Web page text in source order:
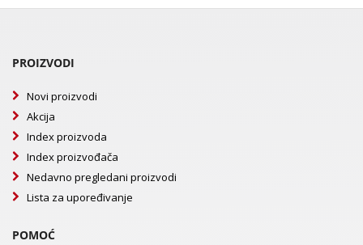
PROIZVODI
Novi proizvodi
Akcija
Index proizvoda
Index proizvođača
Nedavno pregledani proizvodi
Lista za upoređivanje
POMOĆ